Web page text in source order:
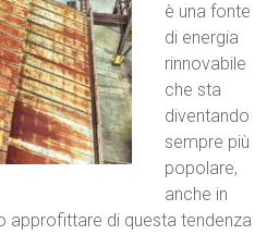
è una fonte
di energia
rinnovabile
che sta
diventando
sempre più
popolare,
anche in
approfittare di questa tendenza